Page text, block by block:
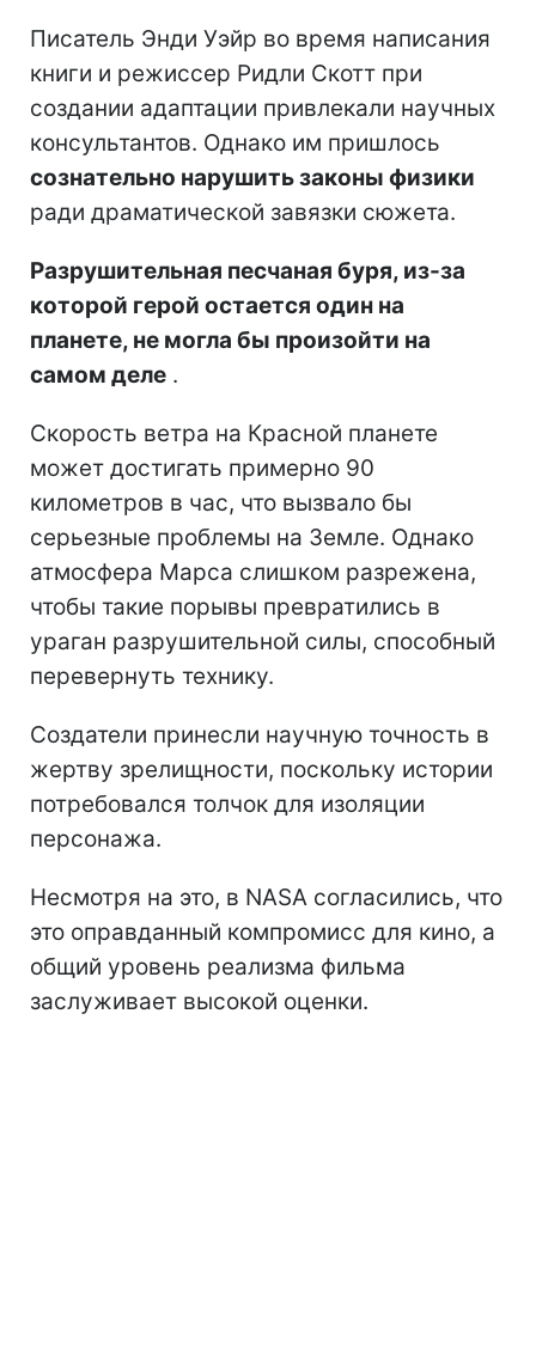
Писатель Энди Уэйр во время написания
книги и режиссер Ридли Скотт при
создании адаптации привлекали научных
консультантов. Однако им пришлось
сознательно нарушить законы физики
ради драматической завязки сюжета.
Разрушительная песчаная буря, из-за
которой герой остается один на
планете, не могла бы произойти на
самом деле .
Скорость ветра на Красной планете
может достигать примерно 90
километров в час, что вызвало бы
серьезные проблемы на Земле. Однако
атмосфера Марса слишком разрежена,
чтобы такие порывы превратились в
ураган разрушительной силы, способный
перевернуть технику.
Создатели принесли научную точность в
жертву зрелищности, поскольку истории
потребовался толчок для изоляции
персонажа.
Несмотря на это, в NASA согласились, что
это оправданный компромисс для кино, а
общий уровень реализма фильма
заслуживает высокой оценки.